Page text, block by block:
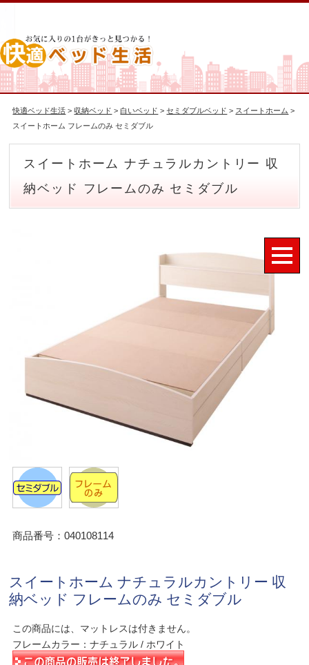
快適ベッド生活 >収納ベッド >白いベッド >セミダブルベッド > スイートホーム >
スイートホーム フレームのみ セミダブル
スイートホーム ナチュラルカントリー 収
納ベッド フレームのみ セミダブル
商品番号：040108114
スイートホーム ナチュラルカントリー 収
納ベッド フレームのみ セミダブル
この商品には、マットレスは付きません。
フレームカラー：ナチュラル / ホワイト